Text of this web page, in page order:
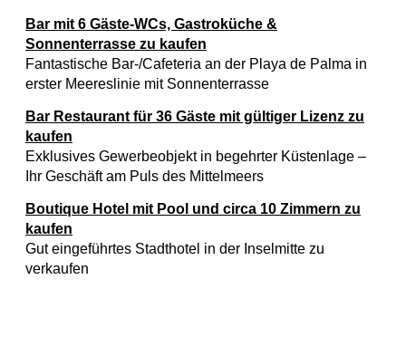
Bar mit 6 Gäste-WCs, Gastroküche &
Sonnenterrasse zu kaufen
Fantastische Bar-/Cafeteria an der Playa de Palma in
erster Meereslinie mit Sonnenterrasse
Bar Restaurant für 36 Gäste mit gültiger Lizenz zu
kaufen
Exklusives Gewerbeobjekt in begehrter Küstenlage –
Ihr Geschäft am Puls des Mittelmeers
Boutique Hotel mit Pool und circa 10 Zimmern zu
kaufen
Gut eingeführtes Stadthotel in der Inselmitte zu
verkaufen